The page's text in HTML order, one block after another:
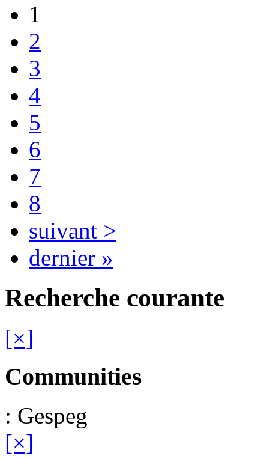
1
2
3
4
5
6
7
8
suivant >
dernier »
Recherche courante
[×]
Communities
: Gespeg
[×]